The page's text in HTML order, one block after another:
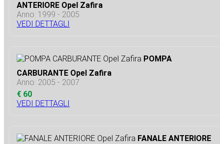
ANTERIORE Opel Zafira
Anno: 1999 - 2005
VEDI DETTAGLI
POMPA
CARBURANTE Opel Zafira
Anno: 2005 - 2007
€ 60
VEDI DETTAGLI
FANALE ANTERIORE